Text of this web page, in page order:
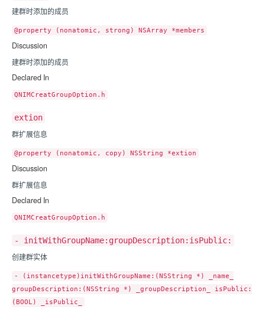
建群时添加的成员
@property (nonatomic, strong) NSArray *members
Discussion
建群时添加的成员
Declared In
QNIMCreatGroupOption.h
extion
群扩展信息
@property (nonatomic, copy) NSString *extion
Discussion
群扩展信息
Declared In
QNIMCreatGroupOption.h
- initWithGroupName:groupDescription:isPublic:
创建群实体
- (instancetype)initWithGroupName:(NSString *) _name_
groupDescription:(NSString *) _groupDescription_ isPublic:
(BOOL) _isPublic_